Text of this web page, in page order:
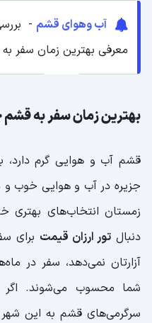
معدن خاک سرخ
غواصی
پاراگلایدر قشم
قایق سواری
سافاری قشم |
شاتل سواری
پاراسل |
آب وهوای قشم -
معرفی بهترین زمان سفر
بهترین زمان سفر به
قشم آب و هوایی گرم دارد،
جزیره در آب و هوایی خوب
زمستان انتخاب‌های بهتری
دنبال تور ارزان‌ قیمت برای
آزارتان نمی‌دهد، سفر در
شما محسوب می‌شوند. اگر
سرگرمی‌های قشم به این شهر